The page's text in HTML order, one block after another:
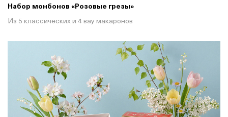
Набор монбонов «Розовые грезы»
Из 5 классических и 4 вау макаронов